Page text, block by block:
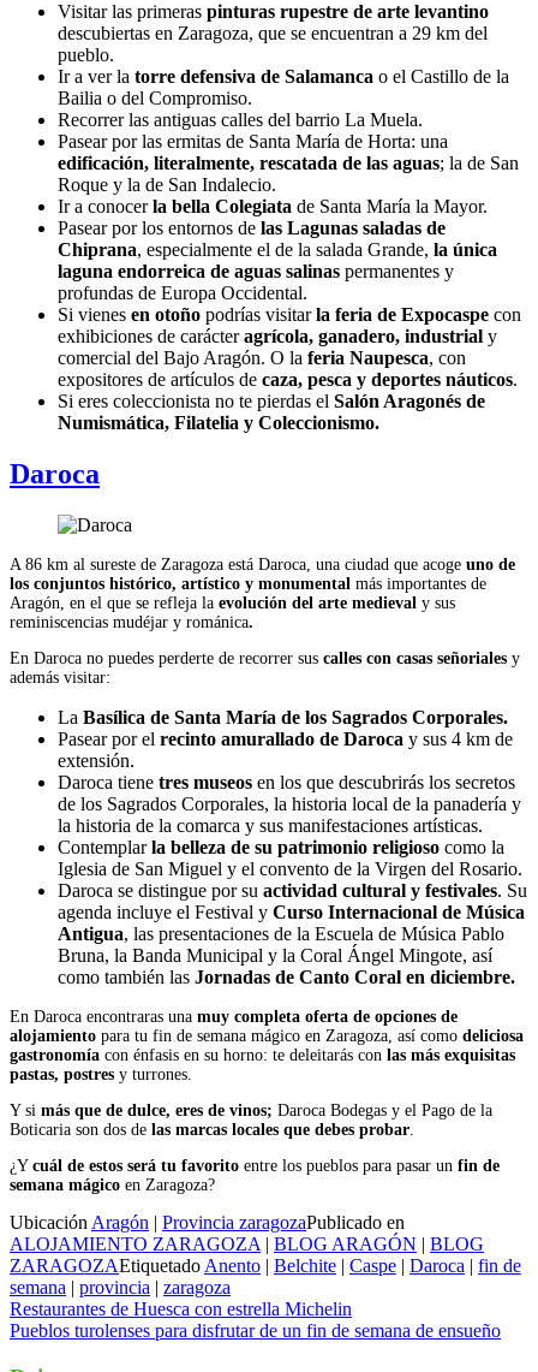
Visitar las primeras pinturas rupestre de arte levantino
descubiertas en Zaragoza, que se encuentran a 29 km del
pueblo.
Ir a ver la torre defensiva de Salamanca o el Castillo de la
Bailia o del Compromiso.
Recorrer las antiguas calles del barrio La Muela.
Pasear por las ermitas de Santa María de Horta: una
edificación, literalmente, rescatada de las aguas; la de San
Roque y la de San Indalecio.
Ir a conocerla bella Colegiata de Santa María la Mayor.
Pasear por los entornos de las Lagunas saladas de
Chiprana, especialmente el de la salada Grande, la única
laguna endorreica de aguas salinas permanentes y
profundas de Europa Occidental.
Si vienes en otoño podrías visitarla feria de Expocaspe con
exhibiciones de carácteragrícola, ganadero, industrial y
comercial del Bajo Aragón. O la feria Naupesca, con
expositores de artículos de caza, pesca y deportes náuticos.
Si eres coleccionista no te pierdas el Salón Aragonés de
Numismática, Filatelia y Coleccionismo.
Daroca
A 86 km al sureste de Zaragoza está Daroca, una ciudad que acoge uno de
los conjuntos histórico, artístico y monumental más importantes de
Aragón, en el que se refleja la evolución del arte medieval y sus
reminiscencias mudéjar y románica.
En Daroca no puedes perderte de recorrer sus calles con casas señoriales y
además visitar:
La Basílica de Santa María de los Sagrados Corporales.
Pasear por el recinto amurallado de Daroca y sus 4 km de
extensión.
Daroca tiene tres museos en los que descubrirás los secretos
de los Sagrados Corporales, la historia local de la panadería y
la historia de la comarca y sus manifestaciones artísticas.
Contemplarla belleza de su patrimonio religioso como la
Iglesia de San Miguel y el convento de la Virgen del Rosario.
Daroca se distingue por su actividad cultural y festivales. Su
agenda incluye el Festival y Curso Internacional de Música
Antigua, las presentaciones de la Escuela de Música Pablo
Bruna, la Banda Municipal y la Coral Ángel Mingote, así
como también las Jornadas de Canto Coral en diciembre.
En Daroca encontraras una muy completa oferta de opciones de
alojamiento para tu fin de semana mágico en Zaragoza, así como deliciosa
gastronomía con énfasis en su horno: te deleitarás con las más exquisitas
pastas, postres y turrones.
Y si más que de dulce, eres de vinos; Daroca Bodegas y el Pago de la
Boticaria son dos de las marcas locales que debes probar.
¿Y cuál de estos será tu favorito entre los pueblos para pasar un fin de
semana mágico en Zaragoza?
Ubicación Aragón | Provincia zaragozaPublicado en
ALOJAMIENTO ZARAGOZA | BLOG ARAGÓN | BLOG
ZARAGOZAEtiquetado Anento | Belchite | Caspe | Daroca | fin de
semana | provincia | zaragoza
Navegación
de
Restaurantes de Huesca con estrella Michelin
Pueblos turolenses para disfrutar de un fin de semana de ensueño